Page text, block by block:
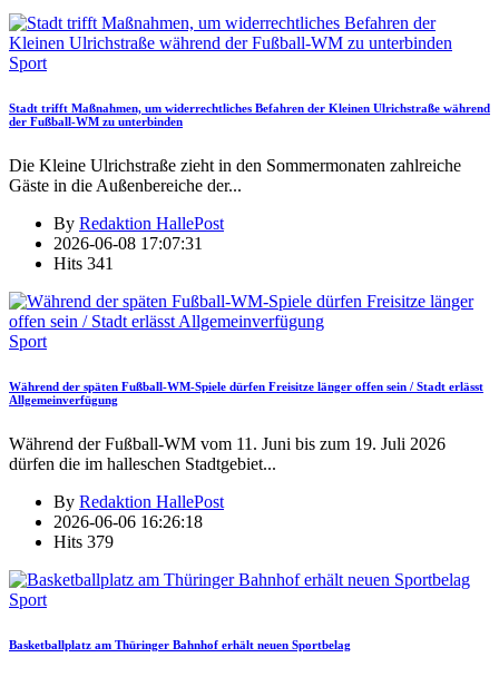
Sport
Stadt trifft Maßnahmen, um widerrechtliches Befahren der Kleinen Ulrichstraße während
der Fußball-WM zu unterbinden
Die Kleine Ulrichstraße zieht in den Sommermonaten zahlreiche
Gäste in die Außenbereiche der...
By Redaktion HallePost
2026-06-08 17:07:31
Hits 341
Sport
Während der späten Fußball-WM-Spiele dürfen Freisitze länger offen sein / Stadt erlässt
Allgemeinverfügung
Während der Fußball-WM vom 11. Juni bis zum 19. Juli 2026
dürfen die im halleschen Stadtgebiet...
By Redaktion HallePost
2026-06-06 16:26:18
Hits 379
Sport
Basketballplatz am Thüringer Bahnhof erhält neuen Sportbelag